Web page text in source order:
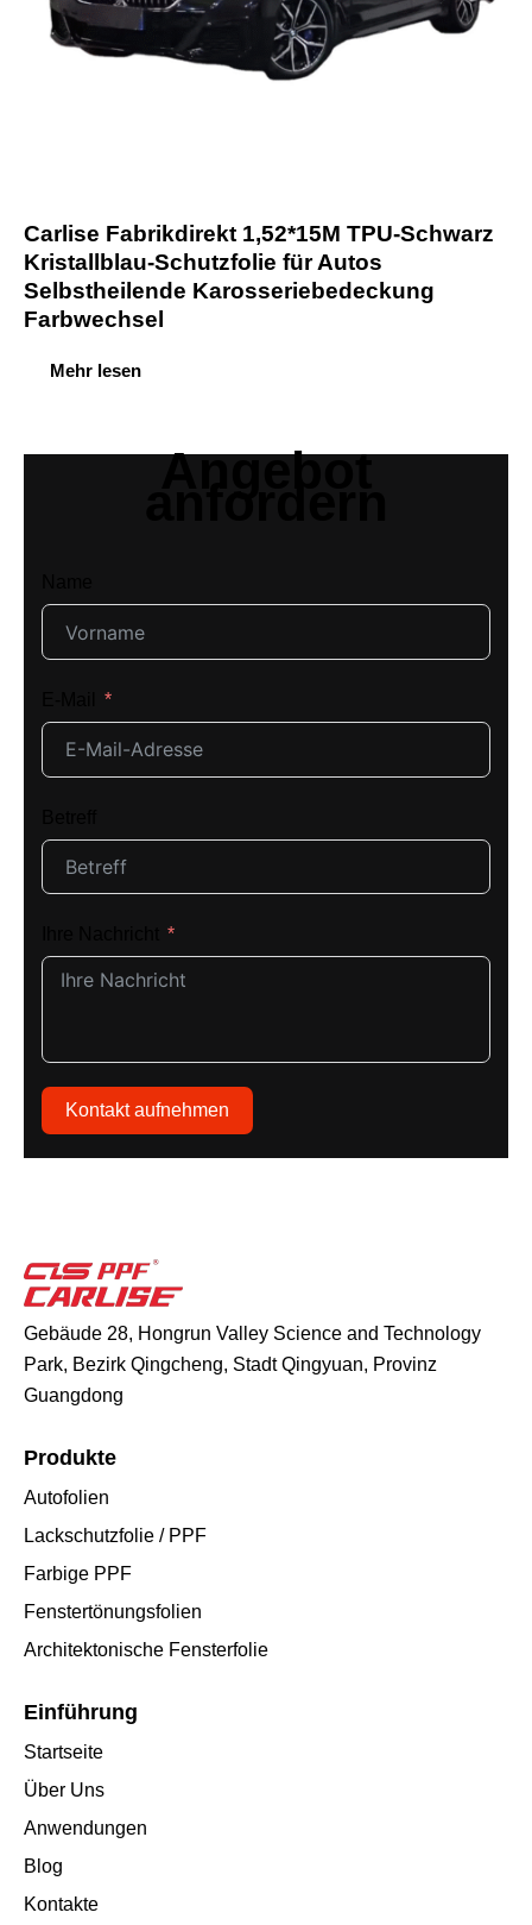
Carlise Fabrikdirekt 1,52*15M TPU-Schwarz
Kristallblau-Schutzfolie für Autos
Selbstheilende Karosseriebedeckung
Farbwechsel
Mehr lesen
Angebot
Kontakt aufnehmen
Gebäude 28, Hongrun Valley Science and Technology
Park, Bezirk Qingcheng, Stadt Qingyuan, Provinz
Guangdong
Produkte
Autofolien
Lackschutzfolie / PPF
Farbige PPF
Fenstertönungsfolien
Architektonische Fensterfolie
Einführung
Startseite
Über Uns
Anwendungen
Blog
Kontakte